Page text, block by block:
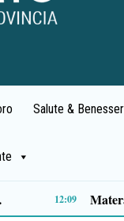
Salute &
Salerno: propaganda neonazista sul web, misura cautelare per un 25enne